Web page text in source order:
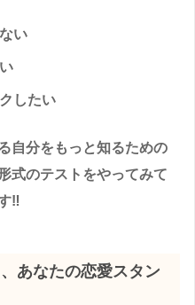
い
したい
自分をもっと知るための
式のテストをやってみて
‼
あなたの恋愛スタン